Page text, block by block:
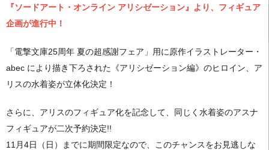
『ソードアート・オンライン アリシゼーション』より、フィギュア
企画が進行中！
「電撃文庫25周年 夏の超感謝フェア」用に原作イラストレーター・
abec により描き下ろされた《アリシゼーション編》のヒロイン、ア
リスの水着姿が立体化決定！
さらに、アリスのフィギュア化を記念して、同じく水着姿のアスナ
フィギュアが二次予約決定!!
11月4日（日）までに期間限定なので、このチャンスをお見逃しな